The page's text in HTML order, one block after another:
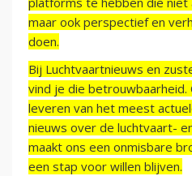
maar ook perspectief en
doen.
Bij Luchtvaartnieuws en
vind je die
leveren van het meest
nieuws over de luchtvaart-
maakt ons een onmisbare
een stap voor willen blijven.